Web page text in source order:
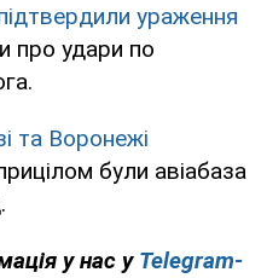
ураження
про удари по
та Воронежі
були авіабаза
у нас у Telegram-